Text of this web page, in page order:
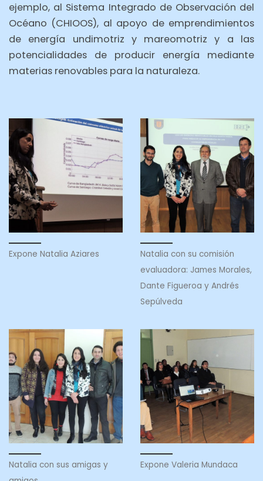
ejemplo, al Sistema Integrado de Observación del
Océano (CHIOOS), al apoyo de emprendimientos
de energía undimotriz y mareomotriz y a las
potencialidades de producir energía mediante
materias renovables para la naturaleza.
Expone Natalia Aziares
Natalia con su comisión
evaluadora: James Morales,
Dante Figueroa y Andrés
Sepúlveda
Natalia con sus amigas y
Expone Valeria Mundaca